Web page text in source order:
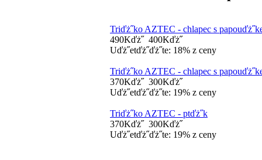
Triďż˝ko AZTEC - chlapec s
490Kďż˝ 400Kďż˝
Uďż˝etďż˝ďż˝te: 18% z ceny
Triďż˝ko AZTEC - chlapec s
370Kďż˝ 300Kďż˝
Uďż˝etďż˝ďż˝te: 19% z ceny
Triďż˝ko AZTEC - ptďż˝k
370Kďż˝ 300Kďż˝
Uďż˝etďż˝ďż˝te: 19% z ceny